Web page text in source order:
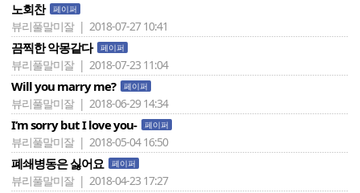
노회찬 페이퍼
뷰리풀말미잘 | 2018-07-27 10:41
끔찍한 악몽같다 페이퍼
뷰리풀말미잘 | 2018-07-23 11:04
Will you marry me? 페이퍼
뷰리풀말미잘 | 2018-06-29 14:34
I‘m sorry but I love you- 페이퍼
뷰리풀말미잘 | 2018-05-04 16:50
폐쇄병동은 싫어요 페이퍼
뷰리풀말미잘 | 2018-04-23 17:27